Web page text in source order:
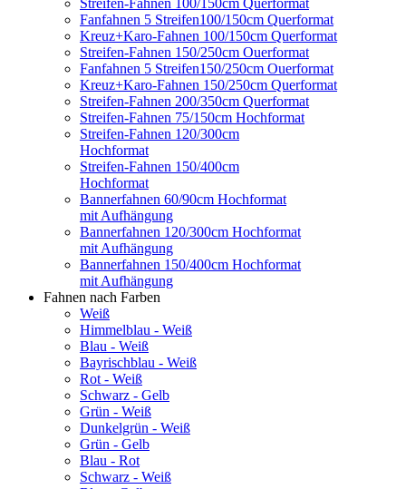
Streifen-Fahnen 100/150cm Querformat
Fanfahnen 5 Streifen100/150cm Querformat
Kreuz+Karo-Fahnen 100/150cm Querformat
Streifen-Fahnen 150/250cm Ouerformat
Fanfahnen 5 Streifen150/250cm Ouerformat
Kreuz+Karo-Fahnen 150/250cm Querformat
Streifen-Fahnen 200/350cm Querformat
Streifen-Fahnen 75/150cm Hochformat
Streifen-Fahnen 120/300cm
Hochformat
Streifen-Fahnen 150/400cm
Hochformat
Bannerfahnen 60/90cm Hochformat
mit Aufhängung
Bannerfahnen 120/300cm Hochformat
mit Aufhängung
Bannerfahnen 150/400cm Hochformat
mit Aufhängung
Fahnen nach Farben
Weiß
Himmelblau - Weiß
Blau - Weiß
Bayrischblau - Weiß
Rot - Weiß
Schwarz - Gelb
Grün - Weiß
Dunkelgrün - Weiß
Grün - Gelb
Blau - Rot
Schwarz - Weiß